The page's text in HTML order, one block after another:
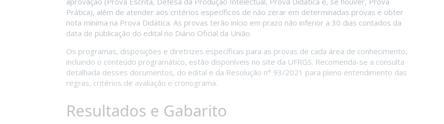
Prática), além de atender aos critérios específicos de não zerar em determinadas provas e obter
nota mínima na Prova Didática. As provas terão início em prazo não inferior a 30 dias contados da
data de publicação do edital no Diário Oficial da União.
Os programas, disposições e diretrizes específicas para as provas de cada área de conhecimento,
incluindo o conteúdo programático, estão disponíveis no site da UFRGS. Recomenda-se a consulta
detalhada desses documentos, do edital e da Resolução n° 93/2021 para pleno entendimento das
regras, critérios de avaliação e cronograma.
Resultados e Gabarito